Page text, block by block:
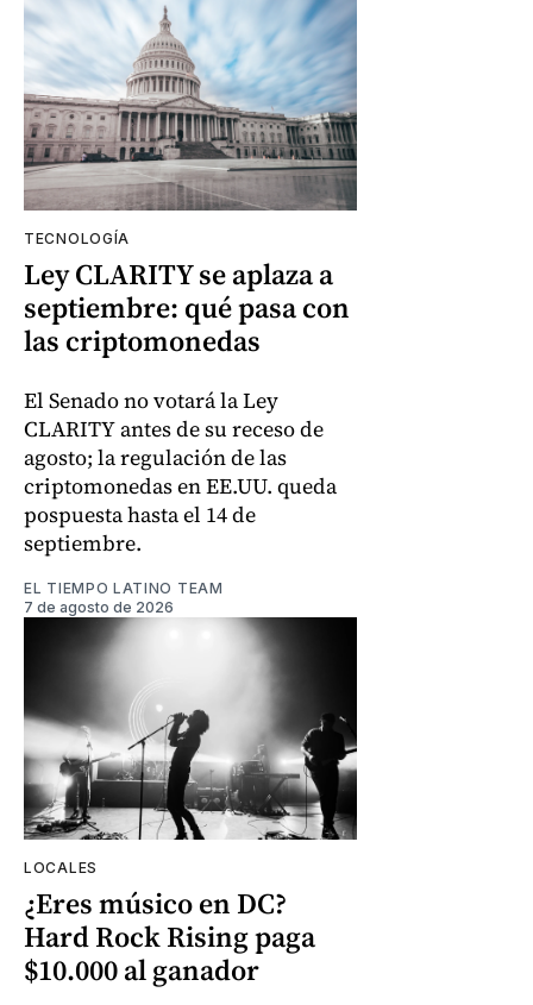
TECNOLOGÍA
Ley CLARITY se aplaza a
septiembre: qué pasa con
las criptomonedas
El Senado no votará la Ley
CLARITY antes de su receso de
agosto; la regulación de las
criptomonedas en EE.UU. queda
pospuesta hasta el 14 de
septiembre.
EL TIEMPO LATINO TEAM
7 de agosto de 2026
LOCALES
¿Eres músico en DC?
Hard Rock Rising paga
$10.000 al ganador